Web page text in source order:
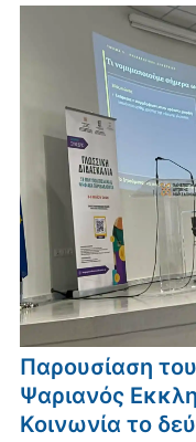
Παρουσίαση του
Ψαριανός
Κοινωνία το